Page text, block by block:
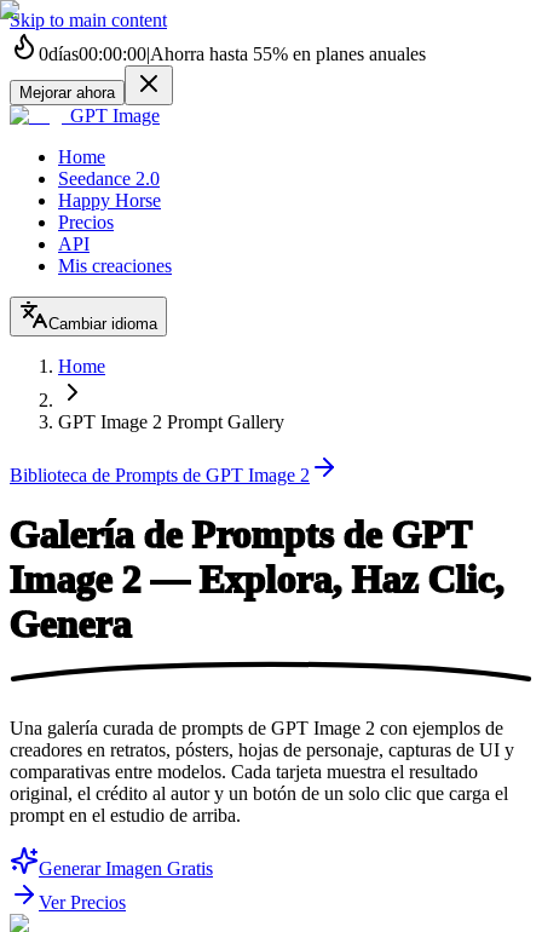
Skip to main content
0días00:00:00|Ahorra hasta 55% en planes anuales
Mejorar ahora
GPT Image
Home
Seedance 2.0
Happy Horse
Precios
API
Mis creaciones
Cambiar idioma
Home
GPT Image 2 Prompt Gallery
Biblioteca de Prompts de GPT Image 2
Galería de Prompts de GPT
Image 2 — Explora, Haz Clic,
Genera
Una galería curada de prompts de GPT Image 2 con ejemplos de
creadores en retratos, pósters, hojas de personaje, capturas de UI y
comparativas entre modelos. Cada tarjeta muestra el resultado
original, el crédito al autor y un botón de un solo clic que carga el
prompt en el estudio de arriba.
Generar Imagen Gratis
Ver Precios